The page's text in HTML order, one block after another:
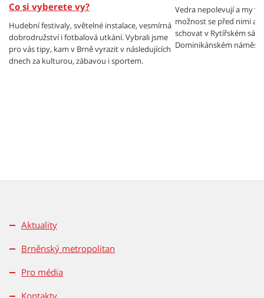
Co si vyberete vy?
Hudební festivaly, světelné instalace, vesmírná
dobrodružství i fotbalová utkání. Vybrali jsme
pro vás tipy, kam v Brně vyrazit v následujících
dnech za kulturou, zábavou i sportem.
Vedra nepolevují a my
možnost se před nimi
schovat v Rytířském
Dominikánském náměstí.
Aktuality
Brněnský metropolitan
Pro média
Kontakty